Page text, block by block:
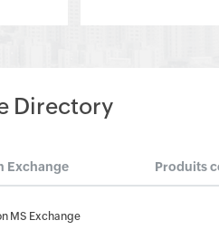
Directory
Exchange Produits
MS Exchange